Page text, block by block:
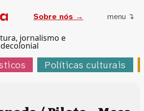
jornalismo e
Sobre nós → menu ↴
Políticas culturais